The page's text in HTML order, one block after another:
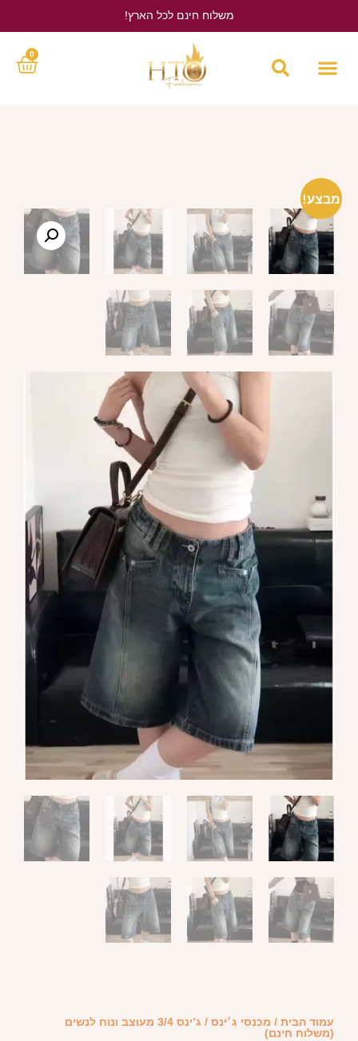
משלוח חינם לכל הארץ!
0
מבצע!
עמוד הבית / מכנסי ג׳ינס
/ ג’ינס 3/4 מעוצב ונוח לנשים
(משלוח חינם)